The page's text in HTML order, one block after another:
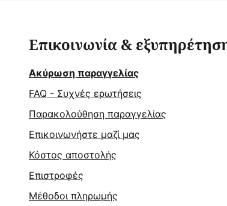
Επικοινωνία &
Ακύρωση παραγγελίας
FAQ - Συχνές ερωτήσεις
Παρακολούθηση παραγγελίας
Επικοινωνήστε μαζί μας
Κόστος αποστολής
Επιστροφές
Μέθοδοι πληρωμής